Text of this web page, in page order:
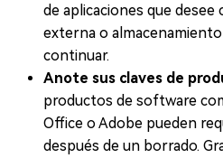
de aplicaciones que desee
externa o
continuar.
Anote sus claves de
productos de software
Office o Adobe pueden
después de un borrado.